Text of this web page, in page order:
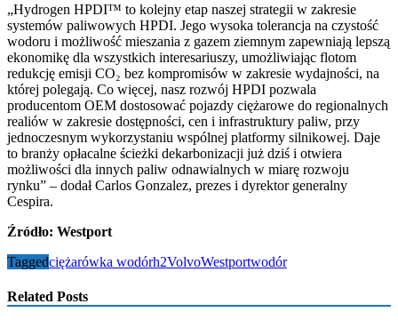
„Hydrogen HPDI™ to kolejny etap naszej strategii w zakresie
systemów paliwowych HPDI. Jego wysoka tolerancja na czystość
wodoru i możliwość mieszania z gazem ziemnym zapewniają lepszą
ekonomikę dla wszystkich interesariuszy, umożliwiając flotom
redukcję emisji CO₂ bez kompromisów w zakresie wydajności, na
której polegają. Co więcej, nasz rozwój HPDI pozwala
producentom OEM dostosować pojazdy ciężarowe do regionalnych
realiów w zakresie dostępności, cen i infrastruktury paliw, przy
jednoczesnym wykorzystaniu wspólnej platformy silnikowej. Daje
to branży opłacalne ścieżki dekarbonizacji już dziś i otwiera
możliwości dla innych paliw odnawialnych w miarę rozwoju
rynku” – dodał Carlos Gonzalez, prezes i dyrektor generalny
Cespira.
Źródło: Westport
Taggedciężarówka wodórh2VolvoWestportwodór
Related Posts